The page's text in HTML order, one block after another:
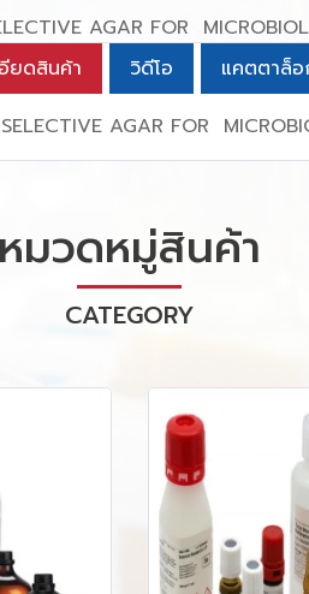
AGAR FOR
ยดสินค้า
วิดีโอ
แคตตาล็
AGAR FOR
หมวดหมู่สินค้า
CATEGORY